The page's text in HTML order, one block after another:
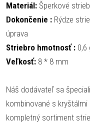
Materiál: Šperkové
Dokončenie : Rýdze
úprava
Striebro hmotnosť : 0,6
Veľkosť: 8 * 8 mm
Náš dodávateľ sa
kombinované s kryštálmi
kompletný sortiment